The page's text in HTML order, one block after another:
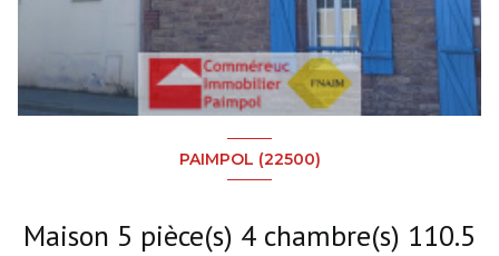
PAIMPOL (22500)
Maison 5 pièce(s) 4 chambre(s) 110.5